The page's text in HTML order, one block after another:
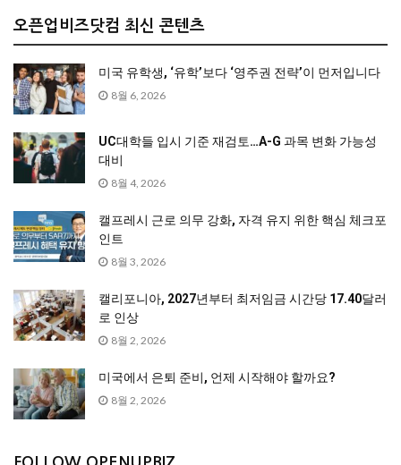
오픈업비즈닷컴 최신 콘텐츠
미국 유학생, ‘유학’보다 ‘영주권 전략’이 먼저입니다
8월 6, 2026
UC대학들 입시 기준 재검토…A-G 과목 변화 가능성
대비
8월 4, 2026
캘프레시 근로 의무 강화, 자격 유지 위한 핵심 체크포
인트
8월 3, 2026
캘리포니아, 2027년부터 최저임금 시간당 17.40달러
로 인상
8월 2, 2026
미국에서 은퇴 준비, 언제 시작해야 할까요?
8월 2, 2026